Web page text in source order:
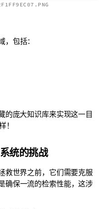
包括：
的庞大知识库来实现这一目
！
统的挑战
救世界之前，它们需要克服
确保一流的检索性能，这涉